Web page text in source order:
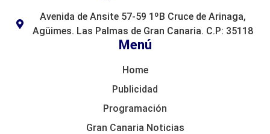
Menú
Home
Publicidad
Programación
Gran Canaria Noticias
Avenida de Ansite 57-59 1ºB Cruce de Arinaga,
Agüimes. Las Palmas de Gran Canaria. C.P: 35118